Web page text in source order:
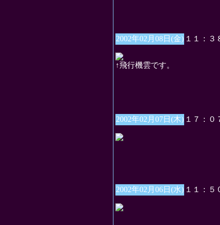
2002年02月08日(金) １１：３
↑飛行機雲です。
2002年02月07日(木) １７：０
2002年02月06日(水) １１：５